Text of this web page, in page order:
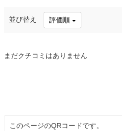
並び替え 評価順
まだクチコミはありません
このページのQRコードです。